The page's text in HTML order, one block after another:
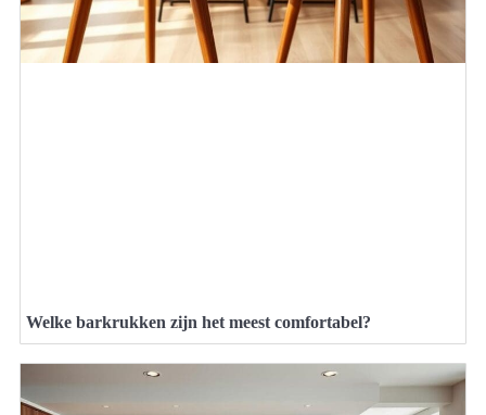
Welke barkrukken zijn het meest comfortabel?